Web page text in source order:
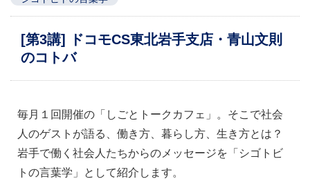
[第3講] ドコモCS東北岩手支店・青山文則
のコトバ
毎月１回開催の「しごとトークカフェ」。そこで社会
人のゲストが語る、働き方、暮らし方、生き方とは？
岩手で働く社会人たちからのメッセージを「シゴトビ
トの言葉学」として紹介します。